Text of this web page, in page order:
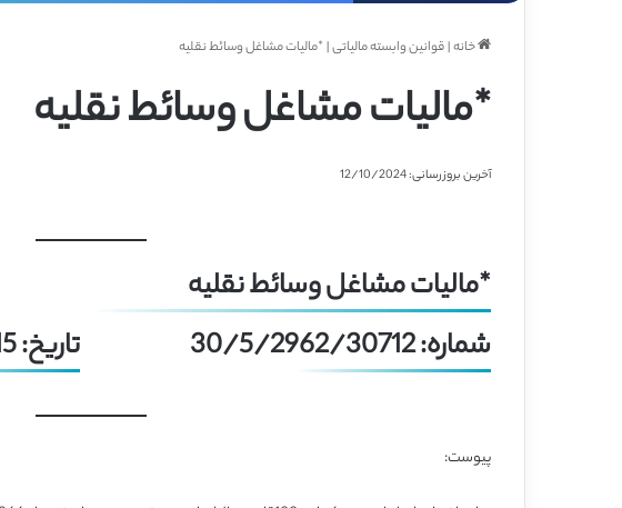
خانه|قوانین وابسته مالیاتی| *مالیات مشاغل وسائط نقلیه
*مالیات مشاغل وسائط نقلیه
آخرین بروزرسانی: 12/10/2024
*مالیات مشاغل وسائط نقلیه
شماره: 30/5/2962/30712
تاریخ: 1369/07/15
پیوست: